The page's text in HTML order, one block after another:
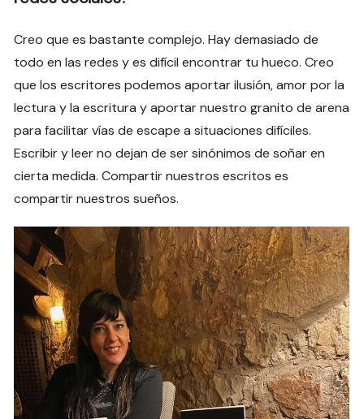
Creo que es bastante complejo. Hay demasiado de
todo en las redes y es difícil encontrar tu hueco. Creo
que los escritores podemos aportar ilusión, amor por la
lectura y la escritura y aportar nuestro granito de arena
para facilitar vías de escape a situaciones difíciles.
Escribir y leer no dejan de ser sinónimos de soñar en
cierta medida. Compartir nuestros escritos es
compartir nuestros sueños.